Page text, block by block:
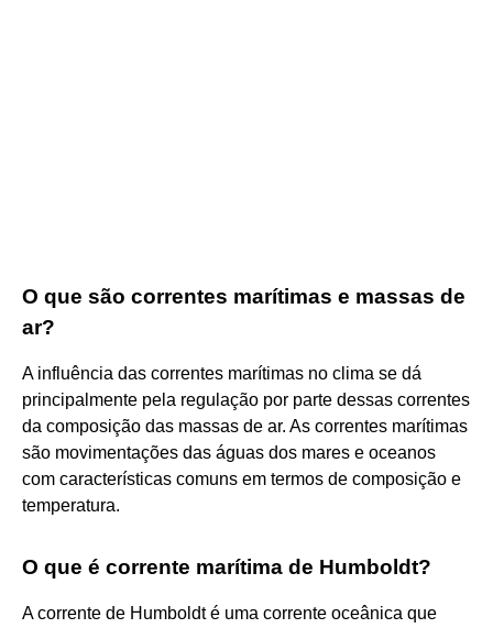
O que são correntes marítimas e massas de
ar?
A influência das correntes marítimas no clima se dá
principalmente pela regulação por parte dessas correntes
da composição das massas de ar. As correntes marítimas
são movimentações das águas dos mares e oceanos
com características comuns em termos de composição e
temperatura.
O que é corrente marítima de Humboldt?
A corrente de Humboldt é uma corrente oceânica que